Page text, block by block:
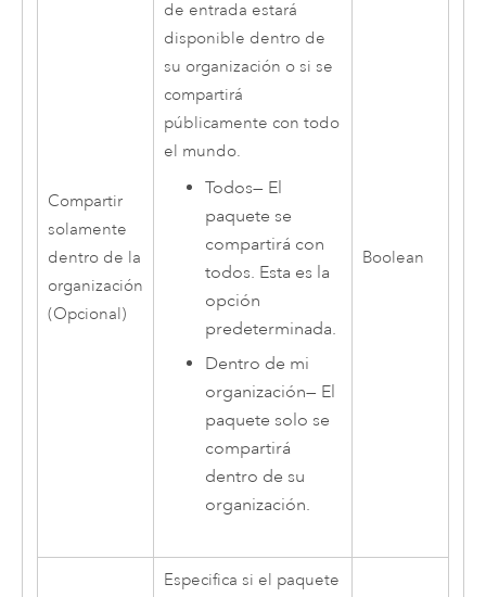
Compartir
solamente
dentro de la
organización
(Opcional)
de entrada estará
disponible dentro de
su organización o si se
compartirá
públicamente con todo
el mundo.
Todos— El
paquete se
compartirá con
todos. Esta es la
opción
predeterminada.
Dentro de mi
organización— El
paquete solo se
compartirá
dentro de su
organización.
Boolean
Especifica si el paquete